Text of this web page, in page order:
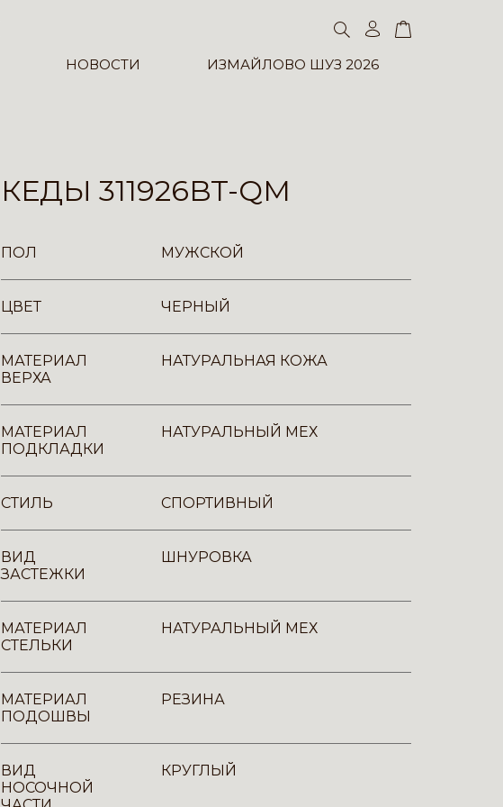
НОВОСТИ ИЗМАЙЛОВО ШУЗ 2026
КЕДЫ 311926BT-QM
ПОЛ МУЖСКОЙ
ЦВЕТ ЧЕРНЫЙ
МАТЕРИАЛ
ВЕРХА
НАТУРАЛЬНАЯ КОЖА
МАТЕРИАЛ
ПОДКЛАДКИ
НАТУРАЛЬНЫЙ МЕХ
СТИЛЬ СПОРТИВНЫЙ
ВИД
ЗАСТЕЖКИ
ШНУРОВКА
МАТЕРИАЛ
СТЕЛЬКИ
НАТУРАЛЬНЫЙ МЕХ
МАТЕРИАЛ
ПОДОШВЫ
РЕЗИНА
ВИД
НОСОЧНОЙ
КРУГЛЫЙ